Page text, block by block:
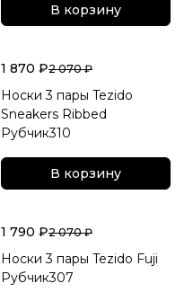
В корзину
1 870 ₽2 070 ₽
Носки 3 пары Tezido
Sneakers Ribbed
Рубчик310
В корзину
1 790 ₽2 070 ₽
Носки 3 пары Tezido Fuji
Рубчик307